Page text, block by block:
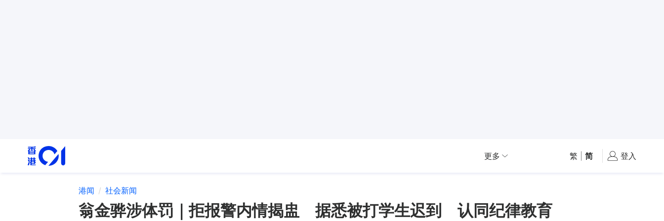
更多 繁 简 登入
港闻 社会新闻
翁金骅涉体罚｜拒报警内情揭盅 据悉被打学生迟到 认同纪律教育